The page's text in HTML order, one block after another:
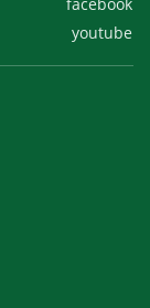
youtube